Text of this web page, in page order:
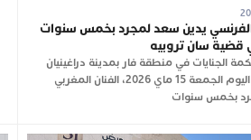
يدين سعد لمجرد بخمس سنوات
قضية سان تروبيه
الجنايات في منطقة فار بمدينة دراغينيان
الفرنسية، اليوم الجمعة 15 ماي 2026، الفنان المغربي
بخمس سنوات